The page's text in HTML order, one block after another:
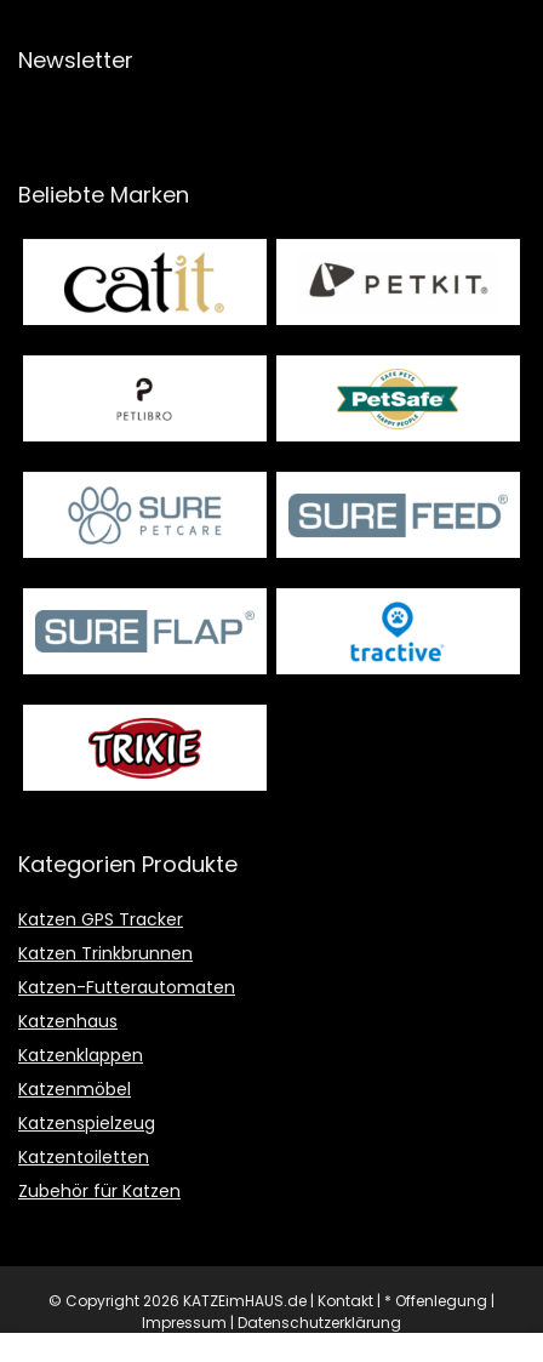
Newsletter
Beliebte Marken
Kategorien Produkte
Katzen GPS Tracker
Katzen Trinkbrunnen
Katzen-Futterautomaten
Katzenhaus
Katzenklappen
Katzenmöbel
Katzenspielzeug
Katzentoiletten
Zubehör für Katzen
© Copyright 2026 KATZEimHAUS.de | Kontakt | * Offenlegung |
Impressum | Datenschutz­erklärung